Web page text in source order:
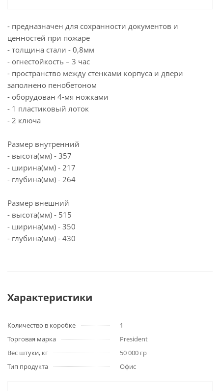
- предназначен для сохранности документов и
ценностей при пожаре
- толщина стали - 0,8мм
- огнестойкость – 3 час
- пространство между стенками корпуса и двери
заполнено пенобетоном
- оборудован 4-мя ножками
- 1 пластиковый лоток
- 2 ключа
Размер внутренний
- высота(мм) - 357
- ширина(мм) - 217
- глубина(мм) - 264
Размер внешний
- высота(мм) - 515
- ширина(мм) - 350
- глубина(мм) - 430
Характеристики
Количество в коробке
1
Торговая марка
President
Вес штуки, кг
50 000 гр
Тип продукта
Офис